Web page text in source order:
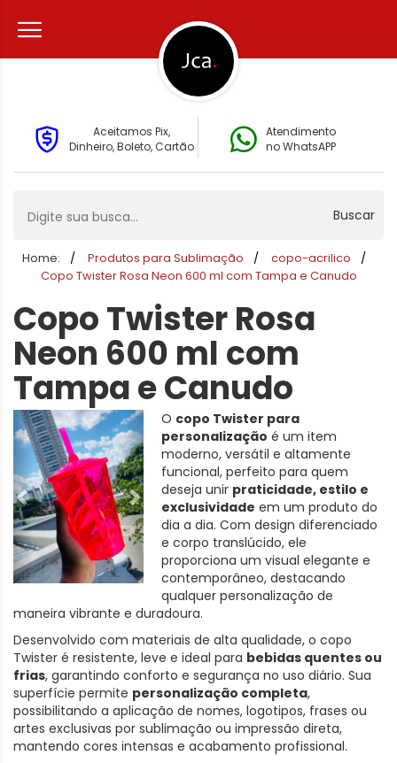
Aceitamos Pix,
Dinheiro, Boleto, Cartão
Atendimento
no WhatsAPP
Buscar
Home: Produtos para Sublimação
copo-acrilico
Copo Twister Rosa Neon 600 ml com Tampa e Canudo
Copo Twister Rosa
Neon 600 ml com
Tampa e Canudo
O copo Twister para
personalização é um item
moderno, versátil e altamente
funcional, perfeito para quem
deseja unir praticidade, estilo e
exclusividade em um produto do
dia a dia. Com design diferenciado
e corpo translúcido, ele
proporciona um visual elegante e
contemporâneo, destacando
qualquer personalização de
maneira vibrante e duradoura.
Desenvolvido com materiais de alta qualidade, o copo
Twister é resistente, leve e ideal para bebidas quentes ou
frias, garantindo conforto e segurança no uso diário. Sua
superfície permite personalização completa,
possibilitando a aplicação de nomes, logotipos, frases ou
artes exclusivas por sublimação ou impressão direta,
mantendo cores intensas e acabamento profissional.